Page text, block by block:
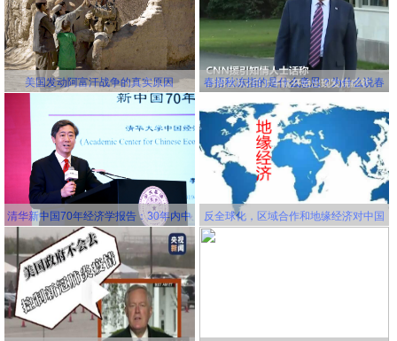
美国发动阿富汗战争的真实原因
春捂秋冻指的是什么意思？为什么说春
杂病
清华新中国70年经济学报告：30年内中
国将成为世界第一大经济体
反全球化，区域合作和地缘经济对中国